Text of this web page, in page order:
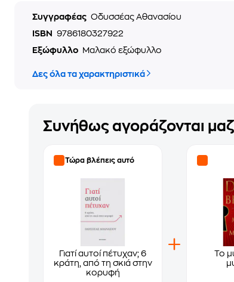
Συγγραφέας Οδυσσέας Αθανασίου
ISBN
9786180327922
Εξώφυλλο
Μαλακό εξώφυλλο
Δες όλα τα χαρακτηριστικά
Συνήθως αγοράζονται
Τώρα βλέπεις αυτό
Γιατί αυτοί πέτυχαν; 6
κράτη, από τη σκιά στην
κορυφή
Το